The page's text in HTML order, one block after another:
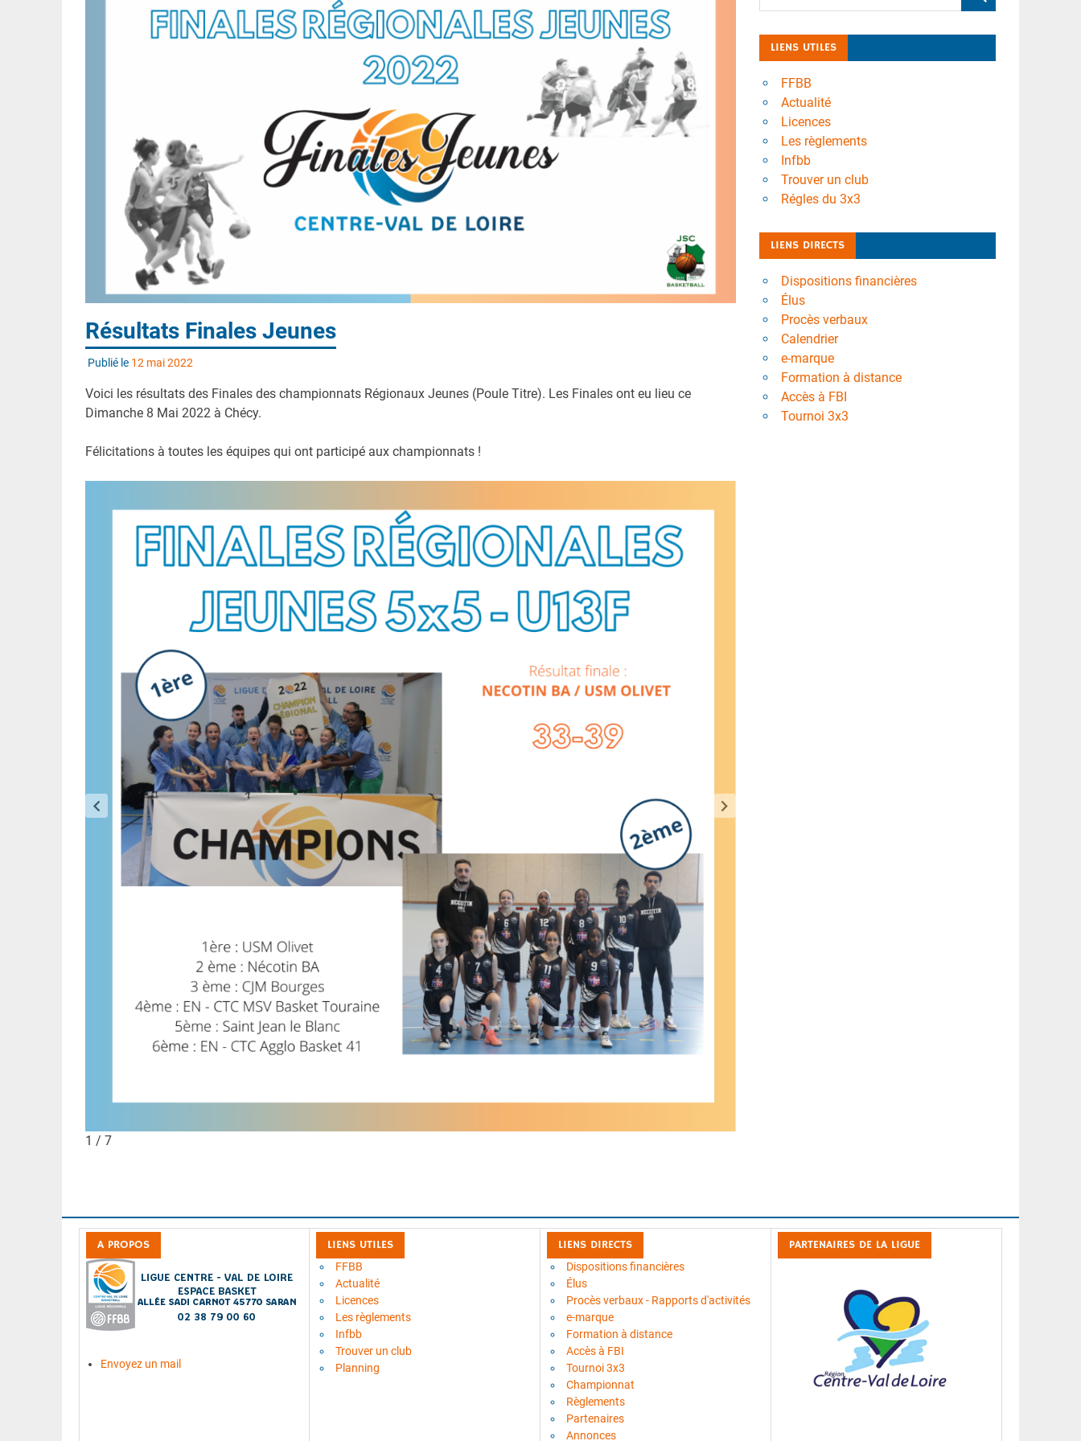
Résultats Finales Jeunes
Publié le 12 mai 2022
Voici les résultats des Finales des championnats Régionaux Jeunes (Poule Titre). Les Finales ont eu lieu ce
Dimanche 8 Mai 2022 à Chécy.
Félicitations à toutes les équipes qui ont participé aux championnats !
1 / 7
LIENS UTILES
FFBB
Actualité
Licences
Les règlements
Infbb
Trouver un club
Régles du 3x3
LIENS DIRECTS
Dispositions financières
Élus
Procès verbaux
Calendrier
e-marque
Formation à distance
Accès à FBI
Tournoi 3x3
A PROPOS
Envoyez un mail
LIENS UTILES
FFBB
Actualité
Licences
Les règlements
Infbb
Trouver un club
Planning
LIENS DIRECTS
Dispositions financières
Élus
Procès verbaux - Rapports d'activités
e-marque
Formation à distance
Accès à FBI
Tournoi 3x3
Championnat
Règlements
Partenaires
Annonces
PARTENAIRES DE LA LIGUE